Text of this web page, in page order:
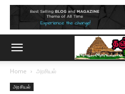
Home அரசியல்
அரசியல்